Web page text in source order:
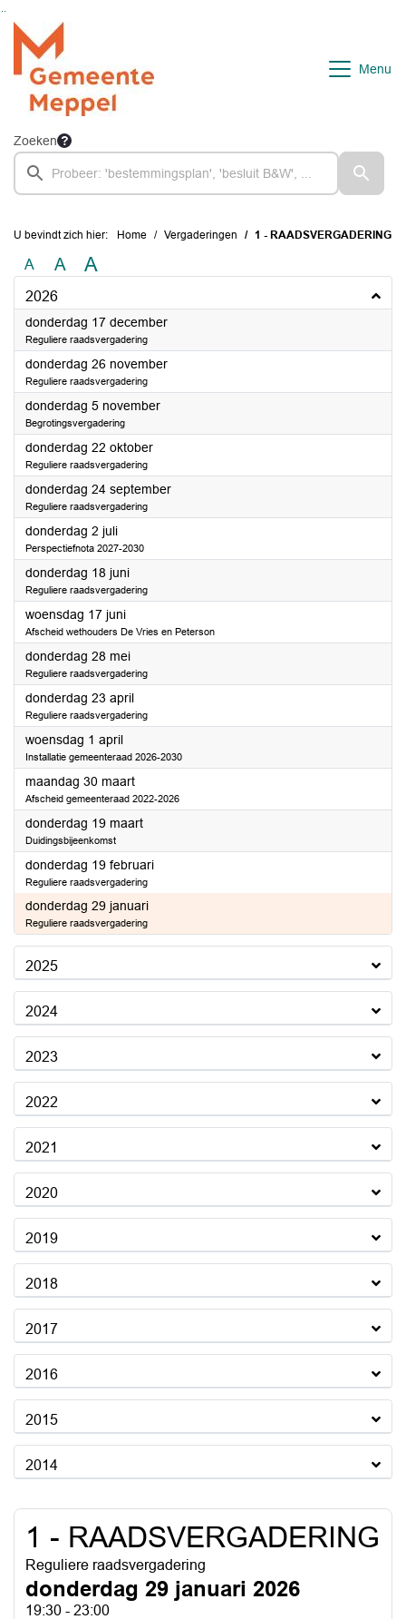
Ga naar de inhoud van deze pagina
Ga naar het zoeken
Ga naar het menu
Menu
Zoeken
U bevindt zich hier: Home Vergaderingen 1 - RAADSVERGADERING
A A A
2026
donderdag 17 december2026
Reguliere raadsvergadering
donderdag 26 november2026
Reguliere raadsvergadering
donderdag 5 november2026
Begrotingsvergadering
donderdag 22 oktober2026
Reguliere raadsvergadering
donderdag 24 september2026
Reguliere raadsvergadering
donderdag 2 juli2026
Perspectiefnota 2027-2030
donderdag 18 juni2026
Reguliere raadsvergadering
woensdag 17 juni2026
Afscheid wethouders De Vries en Peterson
donderdag 28 mei2026
Reguliere raadsvergadering
donderdag 23 april2026
Reguliere raadsvergadering
woensdag 1 april2026
Installatie gemeenteraad 2026-2030
maandag 30 maart2026
Afscheid gemeenteraad 2022-2026
donderdag 19 maart2026
Duidingsbijeenkomst
donderdag 19 februari2026
Reguliere raadsvergadering
donderdag 29 januari2026
Reguliere raadsvergadering
2025
2024
2023
2022
2021
2020
2019
2018
2017
2016
2015
2014
1 - RAADSVERGADERING
Reguliere raadsvergadering
donderdag 29 januari 2026
19:30 - 23:00